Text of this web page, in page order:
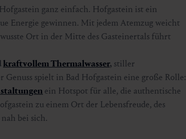
ganz einfach. Hofgastein ist ein
Energie gewinnen. Mit jedem Atemzug weicht
Ort in der Mitte des Gasteinertals führt
kraftvollem Thermalwasser, stiller
Genuss spielt in Bad Hofgastein eine große Rolle:
ein Hotspot für alle, die authentische
zu einem Ort der Lebensfreude, des
bei sich.